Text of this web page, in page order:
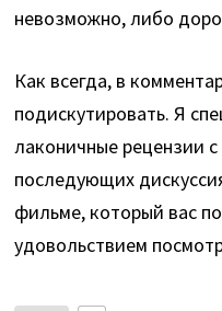
невозможно, либо
Как всегда, в
подискутировать. Я
лаконичные рецензии
последующих
фильме, который вас
удовольствием